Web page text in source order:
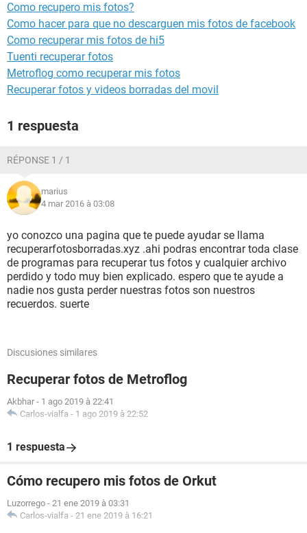
Como recupero mis fotos?
Como hacer para que no descarguen mis fotos de facebook
Como recuperar mis fotos de hi5
Tuenti recuperar fotos
Metroflog como recuperar mis fotos
Recuperar fotos y videos borradas del movil
1 respuesta
RÉPONSE 1 / 1
marius
4 mar 2016 à 03:08
yo conozco una pagina que te puede ayudar se llama
recuperarfotosborradas.xyz .ahi podras encontrar toda clase
de programas para recuperar tus fotos y cualquier archivo
perdido y todo muy bien explicado. espero que te ayude a
nadie nos gusta perder nuestras fotos son nuestros
recuerdos. suerte
Discusiones similares
Recuperar fotos de Metroflog
Akbhar - 1 ago 2019 à 22:41
Carlos-vialfa - 1 ago 2019 à 22:52
1 respuesta
Cómo recupero mis fotos de Orkut
Luzorrego - 21 ene 2019 à 03:31
Carlos-vialfa - 21 ene 2019 à 16:21